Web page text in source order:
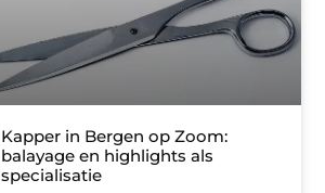
Kapper in Bergen op Zoom:
balayage en highlights als
specialisatie